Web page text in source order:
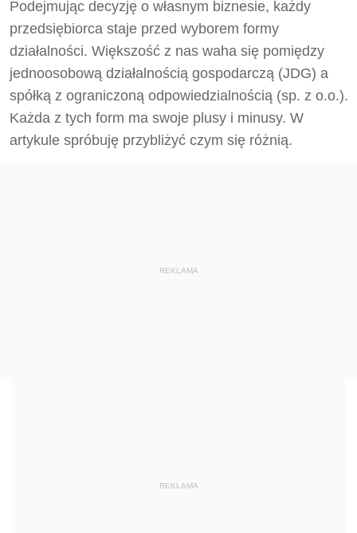
Podejmując decyzję o własnym biznesie, każdy
przedsiębiorca staje przed wyborem formy
działalności. Większość z nas waha się pomiędzy
jednoosobową działalnością gospodarczą (JDG) a
spółką z ograniczoną odpowiedzialnością (sp. z o.o.).
Każda z tych form ma swoje plusy i minusy. W
artykule spróbuję przybliżyć czym się różnią.
REKLAMA
REKLAMA